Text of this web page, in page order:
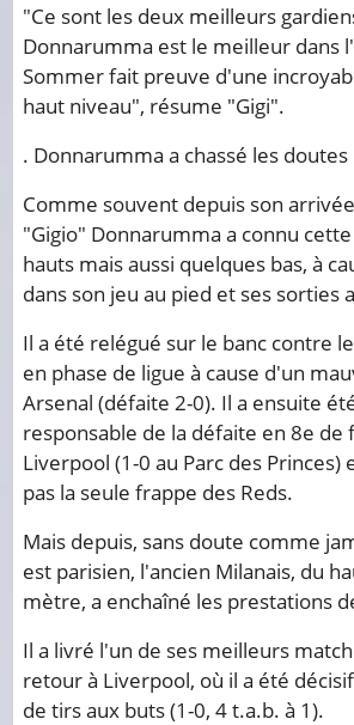
"Ce sont les deux meilleurs
Donnarumma est le meilleur dans
Sommer fait preuve d'une
haut niveau", résume "Gigi".
. Donnarumma a chassé les doutes
Comme souvent depuis son
"Gigio" Donnarumma a connu
hauts mais aussi quelques bas, à
dans son jeu au pied et ses sorties
Il a été relégué sur le banc contre
en phase de ligue à cause d'un
Arsenal (défaite 2-0). Il a ensuite
responsable de la défaite en 8e de
Liverpool (1-0 au Parc des Princes)
pas la seule frappe des Reds.
Mais depuis, sans doute comme
est parisien, l'ancien Milanais, du
mètre, a enchaîné les prestations
Il a livré l'un de ses meilleurs
retour à Liverpool, où il a été
de tirs aux buts (1-0, 4 t.a.b. à 1).